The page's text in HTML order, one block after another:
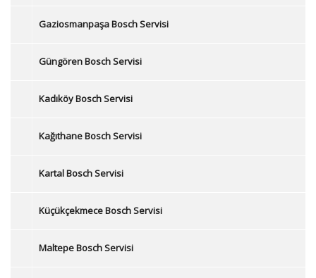
Gaziosmanpaşa Bosch Servisi
Güngören Bosch Servisi
Kadıköy Bosch Servisi
Kağıthane Bosch Servisi
Kartal Bosch Servisi
Küçükçekmece Bosch Servisi
Maltepe Bosch Servisi